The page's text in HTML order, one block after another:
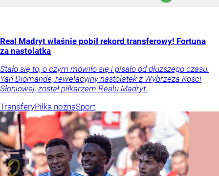
Real Madryt właśnie pobił rekord transferowy! Fortuna
za nastolatka
Stało się to, o czym mówiło się i pisało od dłuższego czasu.
Yan Diomande, rewelacyjny nastolatek z Wybrzeża Kości
Słoniowej, został piłkarzem Realu Madryt.
TransferyPiłka nożnaSport